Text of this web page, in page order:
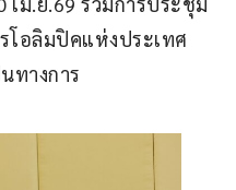
โอลิมปิคแห่งประเทศ
ทางการ